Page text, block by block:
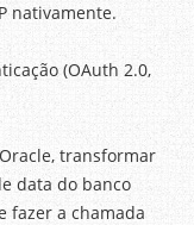
nativamente.
(OAuth 2.0,
transformar
data do banco
fazer a chamada